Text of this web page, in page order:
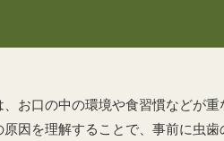
、お口の中の環境や食習慣などが
原因を理解することで、事前に虫歯